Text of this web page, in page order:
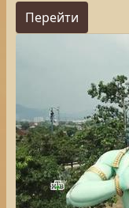
Перейти